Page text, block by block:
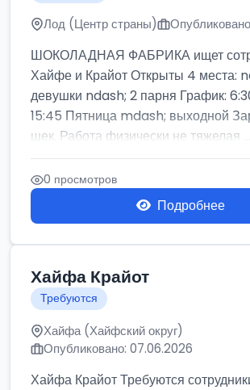
Лод (Центр страны)
ШОКОЛАДНАЯ ФАБРИКА ищет
Хайфе и Крайот Открыты 4 места:
девушки ndash; 2 парня График:
15:45 Пятница mdash; выходной
шек. Работа физически не тяжелая ...
0 просмотров
Подробнее
Хайфа Крайот
Требуются
Хайфа (Хайфский округ)
Опубликовано: 07.06.2026
Хайфа Крайот Требуются